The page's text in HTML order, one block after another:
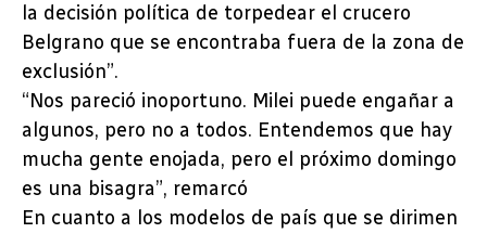
la decisión política de torpedear el crucero
Belgrano que se encontraba fuera de la zona de
exclusión”.
“Nos pareció inoportuno. Milei puede engañar a
algunos, pero no a todos. Entendemos que hay
mucha gente enojada, pero el próximo domingo
es una bisagra”, remarcó
En cuanto a los modelos de país que se dirimen